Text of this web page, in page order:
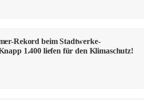
Rekord beim Stadtwerke-
1.400 liefen für den Klimaschutz!